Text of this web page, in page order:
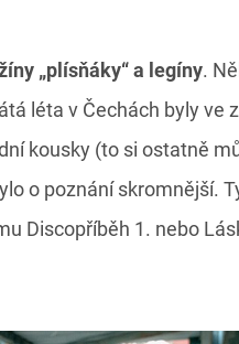
„plísňáky“ a legíny.
léta v Čechách byly
kousky (to si ostatně
o poznání skromnější.
Discopříběh 1. nebo